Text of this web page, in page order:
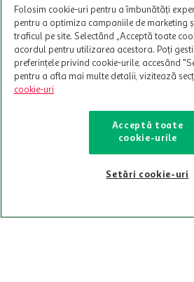
intretineri sau reparatii tehnice la
Contacteaza-
Iti stam mereu la
De ajutor
Folosim cookie-uri pentru a îmbunătăți
pentru a optimiza campaniile de marketing
traficul pe site. Selectând „Acceptă toate
acordul pentru utilizarea acestora. Poți
preferințele privind cookie-urile, accesând
pentru a afla mai multe detalii, vizitează
cookie-uri
Acceptă toate
cookie-urile
Setări cookie-uri